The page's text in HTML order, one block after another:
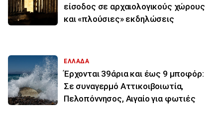
είσοδος σε αρχαιολογικούς χώρους
και «πλούσιες» εκδηλώσεις
ΕΛΛΑΔΑ
Έρχονται 39άρια και έως 9 μποφόρ:
Σε συναγερμό Αττικοιβοιωτία,
Πελοπόννησος, Αιγαίο για φωτιές